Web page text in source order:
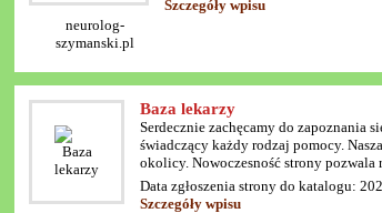
neurolog-
szymanski.pl
Szczegóły wpisu
Baza lekarzy
Serdecznie zachęcamy do zapoznania
świadczący każdy rodzaj pomocy.
okolicy. Nowoczesność strony
Data zgłoszenia strony do katalogu:
Szczegóły wpisu